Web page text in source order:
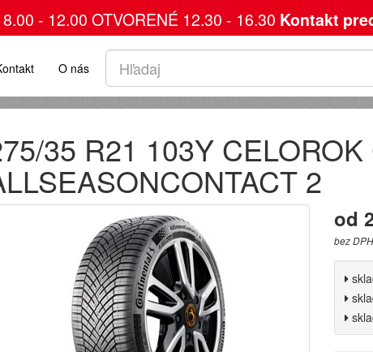
8.00 - 12.00 OTVORENÉ 12.30 - 16.30 Kontakt
O nás
35 R21 103Y
2
od
bez